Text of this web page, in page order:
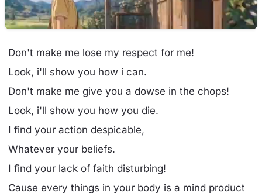
Don't make me lose my respect for me!
Look, i'll show you how i can.
Don't make me give you a dowse in the chops!
Look, i'll show you how you die.
I find your action despicable,
Whatever your beliefs.
I find your lack of faith disturbing!
Cause every things in your body is a mind product